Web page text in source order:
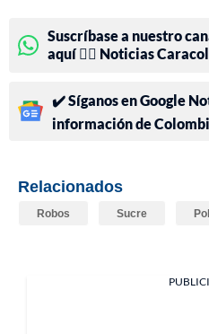
Suscríbase a nuestro
aquí 👉🏻 Noticias Caracol
✔️ Síganos en Google
información de
Relacionados
Robos Sucre